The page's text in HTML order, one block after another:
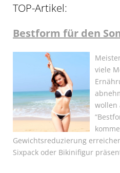
TOP-Artikel:
Bestform für den
viele
wollen
Gewichtsreduzierung
Sixpack oder Bikinifigur